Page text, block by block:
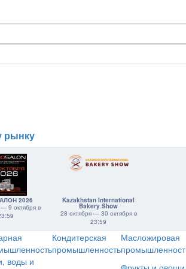
рынку
2026
9 октября в
Kazakhstan International
Bakery Show
28 октября — 30 октября в
23:59
Кондитерская
промышленность
Масложировая
воды и